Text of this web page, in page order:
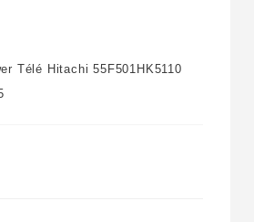
Télé Hitachi 55F501HK5110